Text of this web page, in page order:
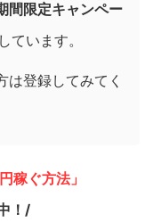
間限定キャンペー
ています。
登録してみてく
稼ぐ方法」
！/